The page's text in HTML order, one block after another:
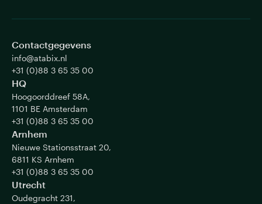
Contactgegevens
info@atabix.nl
+31 (0)88 3 65 35 00
HQ
Hoogoorddreef 58A,
1101 BE Amsterdam
+31 (0)88 3 65 35 00
Arnhem
Nieuwe Stationsstraat 20,
6811 KS Arnhem
+31 (0)88 3 65 35 00
Utrecht
Oudegracht 231,